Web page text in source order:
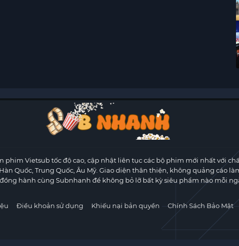
phim Vietsub tốc độ cao, cập nhật liên tục các bộ phim mới nhất với
Quốc, Trung Quốc, Âu Mỹ. Giao diện thân thiện, không quảng cáo
hành cùng Subnhanh để không bỏ lỡ bất kỳ siêu phẩm nào mỗi
Điều khoản sử dụng Khiếu nại bản quyền Chính Sách Bảo Mật